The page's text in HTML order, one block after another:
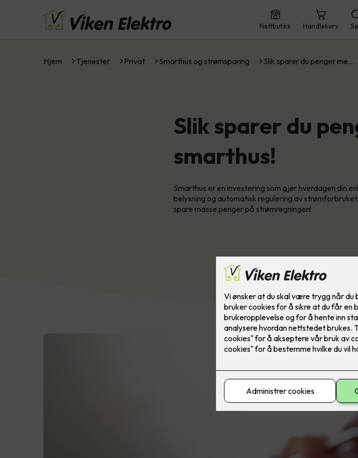
Nettbutikk Handlekurv
Hjem Tjenester Privat Smarthus og strømsparing Slik sparer du penger me…
Slik sparer du
smarthus!
Smarthus er en investering som gjør hverdagen din
belysning og automatisk regulering av
spare masse penger på strømregningen!